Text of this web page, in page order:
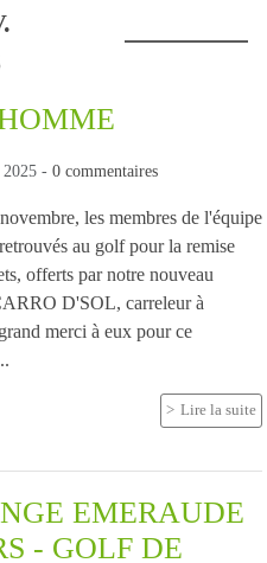
- 0 commentaires
les membres de l'équipe
au golf pour la remise
offerts par notre nouveau
D'SOL, carreleur à
merci à eux pour ce
Lire la suite
EMERAUDE
- GOLF DE